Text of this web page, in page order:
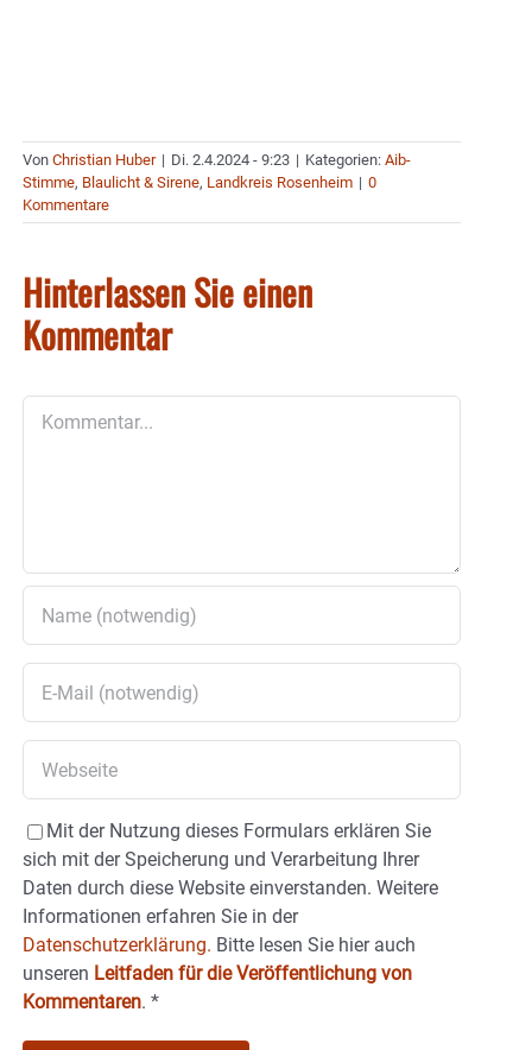
Von Christian Huber | Di. 2.4.2024 - 9:23 | Kategorien: Aib-
Stimme, Blaulicht & Sirene, Landkreis Rosenheim | 0
Kommentare
Hinterlassen Sie einen
Kommentar
Mit der Nutzung dieses Formulars erklären Sie
sich mit der Speicherung und Verarbeitung Ihrer
Daten durch diese Website einverstanden. Weitere
Informationen erfahren Sie in der
Datenschutzerklärung. Bitte lesen Sie hier auch
unseren Leitfaden für die Veröffentlichung von
Kommentaren. *